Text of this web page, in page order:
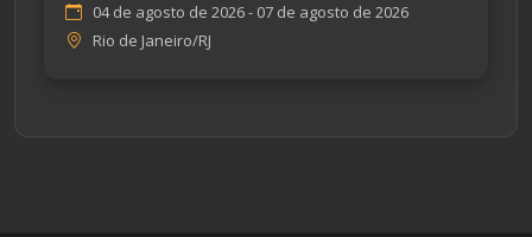
04 de agosto de 2026 - 07 de agosto de 2026
Rio de Janeiro/RJ